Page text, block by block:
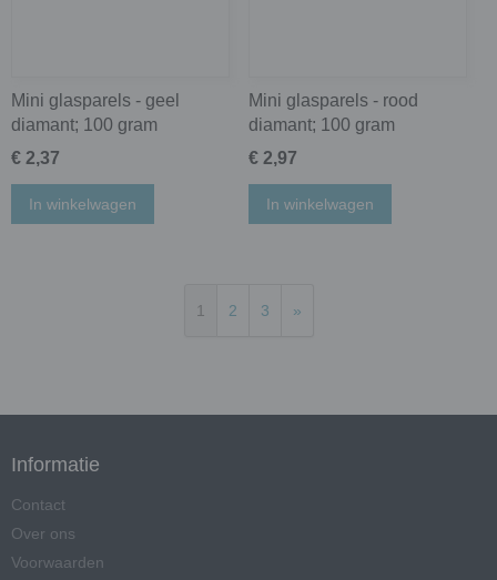
Mini glasparels - geel
diamant; 100 gram
€ 2,37
In winkelwagen
Mini glasparels - rood
diamant; 100 gram
€ 2,97
In winkelwagen
1 2 3 »
Informatie
Contact
Over ons
Voorwaarden